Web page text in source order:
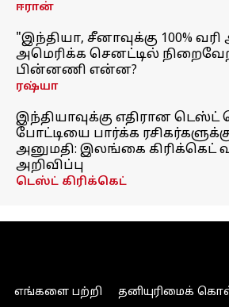
ஈரான்
"இந்தியா, சீனாவுக்கு 100% வரி
அமெரிக்க செனட்டில்
பின்னணி என்ன?
ரஷ்யா
இந்தியாவுக்கு எதிரான
போட்டியை பார்க்க
அனுமதி: இலங்கை கிரிக்கெட்
அறிவிப்பு
டெஸ்ட் கிரிக்கெட்
எங்களை பற்றி தனியுரிமைக்